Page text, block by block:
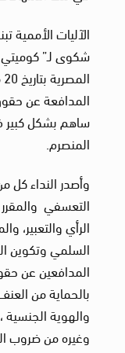
الآليات الأممية
شكوى لـ”
المدافعة عن
المنصرم.
وأصدر النداء كل
التعسفي
الرأي والتعبير،
السلمي وتكوين
المدافعين عن
بالحماية من
والهوية الجنسية
وغيره من ضروب